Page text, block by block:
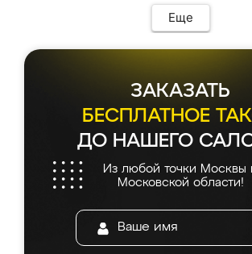
Еще
ЗАКАЗАТЬ
БЕСПЛАТНОЕ
ДО НАШЕГО
Из любой точки Москвы
Московской области!